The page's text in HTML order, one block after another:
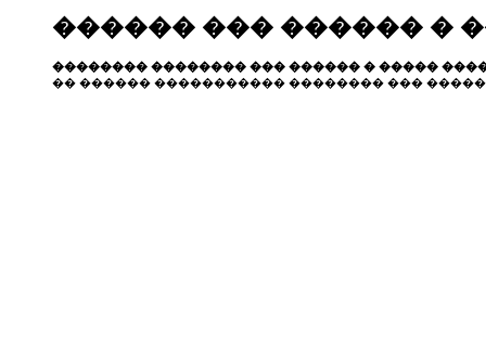
������ ��� ������ �
�������� �������� ��� ������ � �����
�� ������ ����������� �������� ���